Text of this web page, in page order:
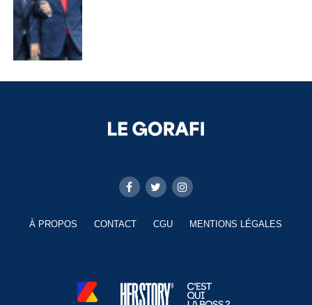
À PROPOS CONTACT CGU MENTIONS LÉGALES